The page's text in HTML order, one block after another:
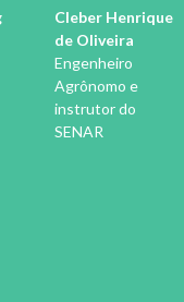
Cleber Henrique
de Oliveira
Engenheiro
Agrônomo e
instrutor do
SENAR